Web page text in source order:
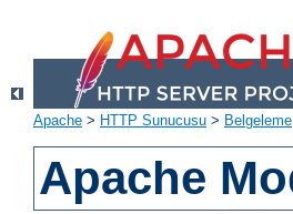
Apache > HTTP Sunucusu > Belgeleme
Apache